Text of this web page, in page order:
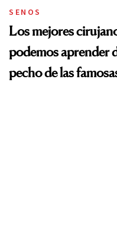
SENOS
Los mejores
podemos aprender
pecho de las